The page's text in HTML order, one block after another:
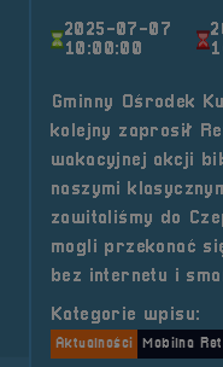
2025-07-07
10:00:00
Gminny Ośrodek
kolejny zaprosił
wakacyjnej akcji
naszymi
zawitaliśmy do
mogli przekonać
bez internetu i
Kategorie wpisu:
Aktualności Mobilna